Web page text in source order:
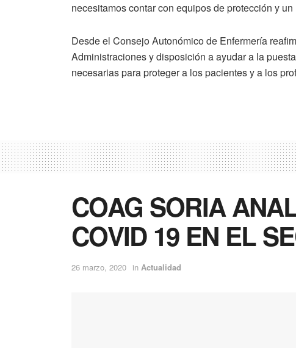
necesitamos contar con equipos de protección y
Desde el Consejo Autonómico de Enfermería
Administraciones y disposición a ayudar a la
necesarias para proteger a los pacientes y a los
COAG SORIA
COVID 19 EN EL
26 marzo, 2020 in Actualidad